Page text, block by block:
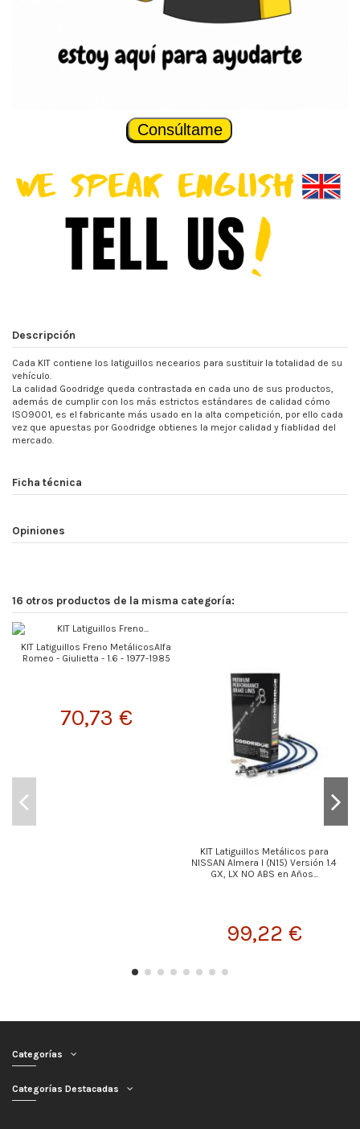
Consúltame
Descripción
Cada KIT contiene los latiguillos necearios para sustituir la totalidad de su
vehículo.
La calidad Goodridge queda contrastada en cada uno de sus productos,
además de cumplir con los más estrictos estándares de calidad cómo
ISO9001, es el fabricante más usado en la alta competición, por ello cada
vez que apuestas por Goodridge obtienes la mejor calidad y fiablidad del
mercado.
Ficha técnica
Opiniones
16 otros productos de la misma categoría:
KIT Latiguillos Freno MetálicosAlfa
Romeo - Giulietta - 1.6 - 1977-1985
70,73 €
KIT Latiguillos Metálicos para
NISSAN Almera I (N15) Versión 1.4
GX, LX NO ABS en Años...
99,22 €
Categorías
Categorías Destacadas